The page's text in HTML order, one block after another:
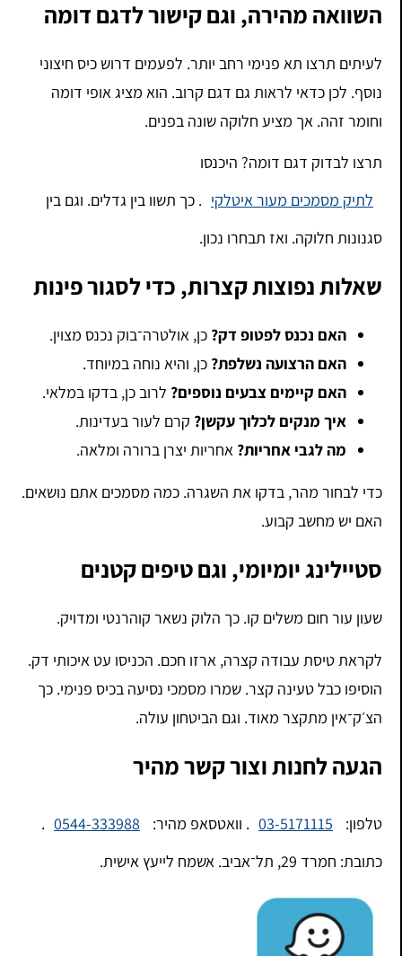
השוואה מהירה, וגם קישור לדגם דומה
לעיתים תרצו תא פנימי רחב יותר. לפעמים דרוש כיס חיצוני
נוסף. לכן כדאי לראות גם דגם קרוב. הוא מציג אופי דומה
וחומר זהה. אך מציע חלוקה שונה בפנים.
תרצו לבדוק דגם דומה? היכנסו
לתיק מסמכים מעור איטלקי
. כך תשוו בין גדלים. וגם בין
סגנונות חלוקה. ואז תבחרו נכון.
שאלות נפוצות קצרות, כדי לסגור פינות
האם נכנס לפטופ דק?כן, אולטרה־בוק נכנס מצוין.
האם הרצועה נשלפת?כן, והיא נוחה במיוחד.
האם קיימים צבעים נוספים?לרוב כן, בדקו במלאי.
איך מנקים לכלוך עקשן?קרם לעור בעדינות.
מה לגבי אחריות?אחריות יצרן ברורה ומלאה.
כדי לבחור מהר, בדקו את השגרה. כמה מסמכים אתם נושאים.
האם יש מחשב קבוע.
סטיילינג יומיומי, וגם טיפים קטנים
שעון עור חום משלים קו. כך הלוק נשאר קוהרנטי ומדויק.
לקראת טיסת עבודה קצרה, ארזו חכם. הכניסו עט איכותי דק.
הוסיפו כבל טעינה קצר. שמרו מסמכי נסיעה בכיס פנימי. כך
הצ׳ק־אין מתקצר מאוד. וגם הביטחון עולה.
הגעה לחנות וצור קשר מהיר
טלפון: 03-5171115 . וואטסאפ מהיר: 0544-333988
כתובת: חמרד 29, תל־אביב. אשמח לייעץ אישית.